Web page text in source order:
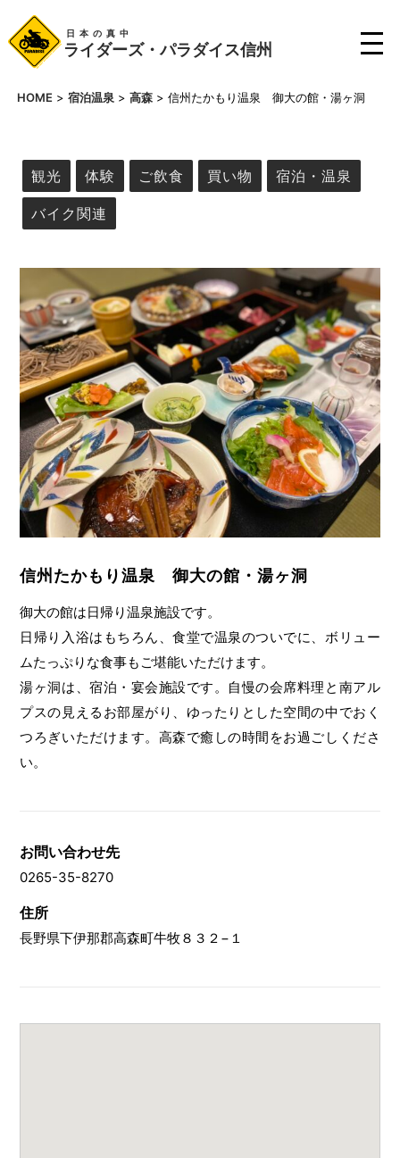
日本の真中
ライダーズ・パラダイス信州
HOME > 宿泊温泉 > 高森> 信州たかもり温泉 御大の館・湯ヶ洞
観光 体験 ご飲食 買い物 宿泊・温泉
バイク関連
信州たかもり温泉 御大の館・湯ヶ洞
御大の館は日帰り温泉施設です。
日帰り入浴はもちろん、食堂で温泉のついでに、ボリュー
ムたっぷりな食事もご堪能いただけます。
湯ヶ洞は、宿泊・宴会施設です。自慢の会席料理と南アル
プスの見えるお部屋がり、ゆったりとした空間の中でおく
つろぎいただけます。高森で癒しの時間をお過ごしくださ
い。
お問い合わせ先
0265-35-8270
住所
長野県下伊那郡高森町牛牧８３２−１